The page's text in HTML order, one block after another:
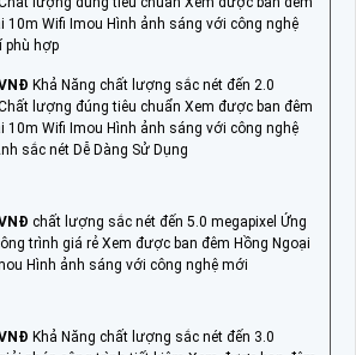
10m Wifi Imou Hình ảnh sáng với công nghệ
phù hợp
Khả Năng chất lượng sắc nét đến 2.0
lượng đúng tiêu chuẩn Xem được ban đêm
10m Wifi Imou Hình ảnh sáng với công nghệ
sắc nét Dễ Dàng Sử Dụng
chất lượng sắc nét đến 5.0 megapixel Ứng
trình giá rẻ Xem được ban đêm Hồng Ngoại
Hình ảnh sáng với công nghệ mới
Khả Năng chất lượng sắc nét đến 3.0